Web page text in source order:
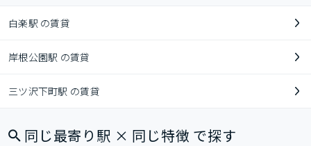
白楽駅 の賃貸
岸根公園駅 の賃貸
三ツ沢下町駅 の賃貸
同じ最寄り駅 × 同じ特徴 で探す